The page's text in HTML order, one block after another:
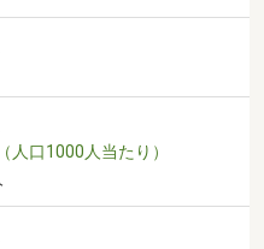
人口1000人当たり）